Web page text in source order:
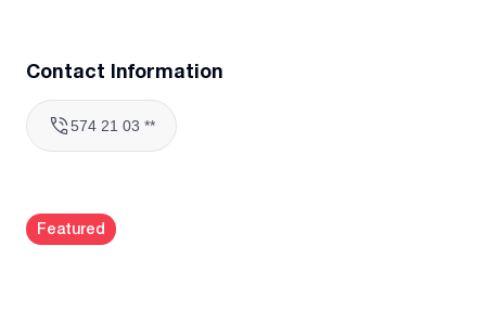
Contact Information
574 21 03 **
Featured